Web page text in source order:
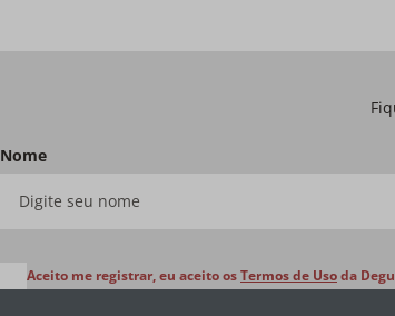
Nome
Aceito me registrar, eu aceito osTermos de Usoda